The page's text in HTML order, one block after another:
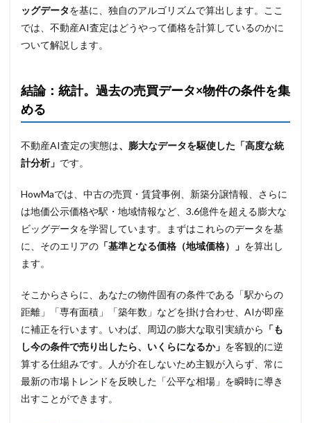
ッグデータを基に、独自のアルゴリズムで算出します。ここ
では、不動産AI査定はどうやって価格を計算しているのかに
ついて解説します。
結論：統計。過去の売買データ×物件の条件を集
める
不動産AI査定の実態は、膨大なデータを駆使した「高度な統
計分析」 です。
HowMaでは、中古の売買・賃貸事例、新築分譲情報、さらに
は地価公示価格や駅・地域情報など、3.6億件を超える膨大な
ビッグデータを学習しています。まずはこれらのデータを基
に、そのエリアの 「基準となる価格（地域価格）」 を算出し
ます。
そこからさらに、あなたの物件固有の条件である「駅からの
距離」「専有面積」「築年数」などを掛け合わせ、AIが即座
に補正を行います。いわば、周辺の膨大な取引実績から 「も
し今の条件で売り出したら、いくらになるか」 を客観的に逆
算する仕組みです。人が介在しないため主観が入らず、常に
最新の市場トレンドを反映した「公平な相場」を瞬時に導き
出すことができます。